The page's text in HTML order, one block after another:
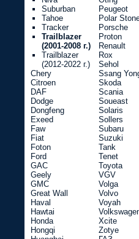
Suburban
Tahoe
Tracker
Trailblazer
(2001-2008 г.)
Trailblazer
(2012-2022 г.)
Chery
Citroen
DAF
Dodge
Dongfeng
Exeed
Faw
Fiat
Foton
Ford
GAC
Geely
GMC
Great Wall
Haval
Hawtai
Honda
Hongqi
Peugeot
Polar
Porsche
Proton
Renault
Rox
Sehol
Ssang
Skoda
Scania
Soueast
Solaris
Sollers
Subaru
Suzuki
Tank
Tenet
Toyota
VGV
Volga
Volvo
Voyah
Xcite
Zotye